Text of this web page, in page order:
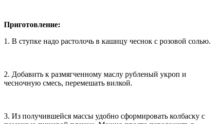
Приготовление:
1. В ступке надо растолочь в кашицу чеснок с розовой солью.
2. Добавить к размягченному маслу рубленый укроп и
чесночную смесь, перемешать вилкой.
3. Из получившейся массы удобно сформировать колбаску с